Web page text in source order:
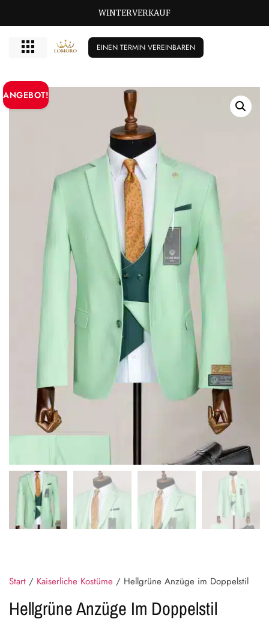
WINTERVERKAUF
EINEN TERMIN VEREINBAREN
ANGEBOT!
Start / Kaiserliche Kostüme / Hellgrüne Anzüge im Doppelstil
Hellgrüne Anzüge Im Doppelstil